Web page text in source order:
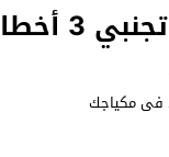
– بعد ست سنوات من
السندات الخليجية
وفاة عامل نتيجة
مكياجك